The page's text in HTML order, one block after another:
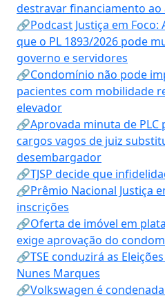
destravar financiamento ao
🔗Podcast Justiça em
que o PL 1893/2026 pode
governo e servidores
🔗Condomínio não pode
pacientes com mobilidade
elevador
🔗Aprovada minuta de PLC
cargos vagos de juiz
desembargador
🔗TJSP decide que
🔗Prêmio Nacional Justiça
inscrições
🔗Oferta de imóvel em
exige aprovação do
🔗TSE conduzirá as
Nunes Marques
🔗Volkswagen é